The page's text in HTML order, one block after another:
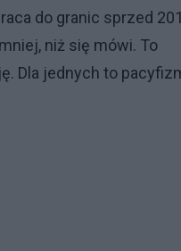
do granic sprzed
niż się mówi. To
Dla jednych to